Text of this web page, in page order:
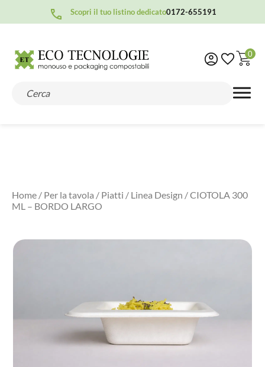
Scopri il tuo listino dedicato0172-655191
0
Home / Per la tavola / Piatti / Linea Design / CIOTOLA 300
ML – BORDO LARGO